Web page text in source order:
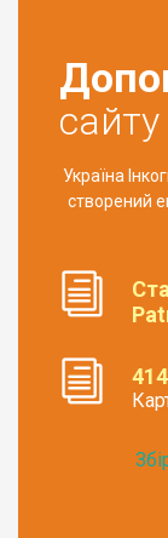
сайту
Україна
створений